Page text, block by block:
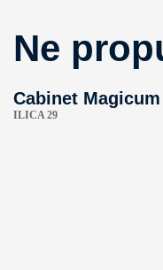
Ne
Cabinet Magicum
ILICA 29